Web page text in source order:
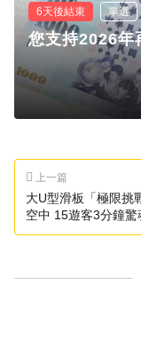
6天後結束 單選
您支持2026年
上一篇
大U型滑板「極限挑
空中 15遊客3分鐘驚